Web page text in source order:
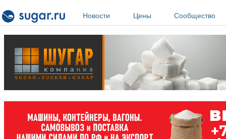
Новости
Цены Сообщество